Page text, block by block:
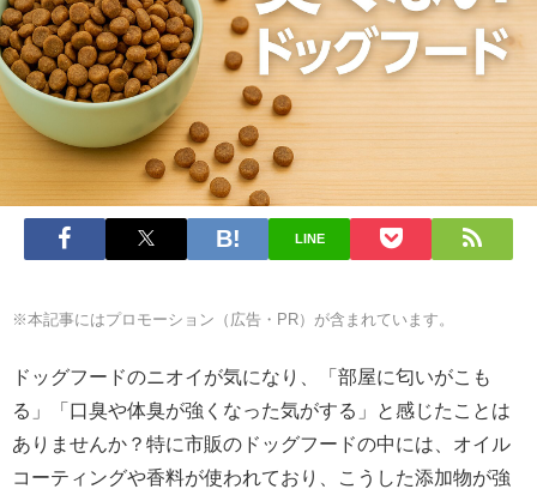
LINE
※本記事にはプロモーション（広告・PR）が含まれています。
ドッグフードのニオイが気になり、「部屋に匂いがこも
る」「口臭や体臭が強くなった気がする」と感じたことは
ありませんか？特に市販のドッグフードの中には、オイル
コーティングや香料が使われており、こうした添加物が強